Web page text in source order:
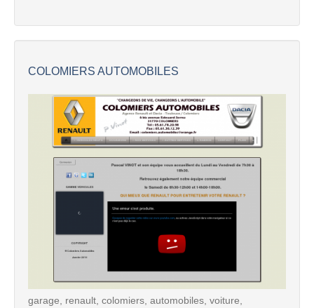
COLOMIERS AUTOMOBILES
garage, renault, colomiers, automobiles, voiture,